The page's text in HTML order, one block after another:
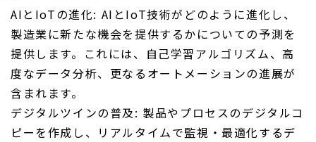
AIとIoTの進化: AIとIoT技術がどのように進化し、
製造業に新たな機会を提供するかについての予測を
提供します。これには、自己学習アルゴリズム、高
度なデータ分析、更なるオートメーションの進展が
含まれます。
デジタルツインの普及: 製品やプロセスのデジタルコ
ピーを作成し、リアルタイムで監視・最適化するデ